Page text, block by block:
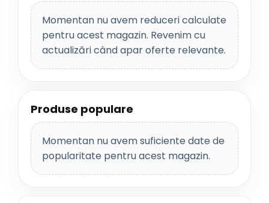
Momentan nu avem reduceri calculate
pentru acest magazin. Revenim cu
actualizări când apar oferte relevante.
Produse populare
Momentan nu avem suficiente date de
popularitate pentru acest magazin.